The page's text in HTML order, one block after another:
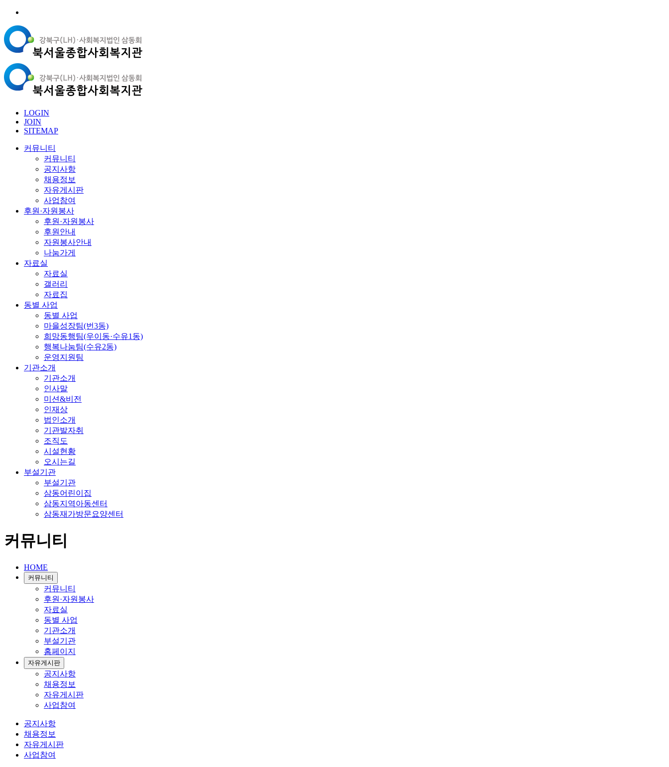
LOGIN
JOIN
SITEMAP
커뮤니티
커뮤니티
공지사항
채용정보
자유게시판
사업참여
후원·자원봉사
후원·자원봉사
후원안내
자원봉사안내
나눔가게
자료실
자료실
갤러리
자료집
동별 사업
동별 사업
마을성장팀(번3동)
희망동행팀(우이동·수유1동)
행복나눔팀(수유2동)
운영지원팀
기관소개
기관소개
인사말
미션&비전
인재상
법인소개
기관발자취
조직도
시설현황
오시는길
부설기관
부설기관
삼동어린이집
삼동지역아동센터
삼동재가방문요양센터
커뮤니티
HOME
커뮤니티
커뮤니티
후원·자원봉사
자료실
동별 사업
기관소개
부설기관
홈페이지
자유게시판
공지사항
채용정보
자유게시판
사업참여
공지사항
채용정보
자유게시판
사업참여